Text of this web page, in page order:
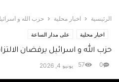
الرئيسية اخبار محلية حزب الله و
اخبار محلية على مدار الساعة
حزب الله و اسرائيل يرفضان
يونيو 4, 2026 0
57